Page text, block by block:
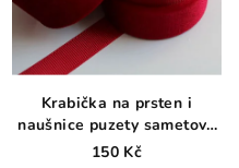
Krabička na prsten i
naušnice puzety sametová
červená
150 Kč